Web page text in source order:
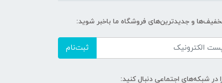
و جدیدترین‌های فروشگاه ما باخبر شوید:
ثبت‌نام
در شبکه‌های اجتماعی دنبال کنید: